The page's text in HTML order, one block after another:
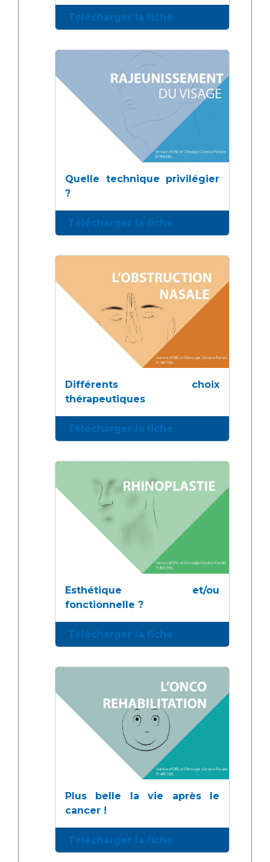
Télécharger la fiche
Quelle technique privilégier
?
Télécharger la fiche
Différents choix
thérapeutiques
Télécharger la fiche
Esthétique et/ou
fonctionnelle ?
Télécharger la fiche
Plus belle la vie après le
cancer !
Télécharger la fiche